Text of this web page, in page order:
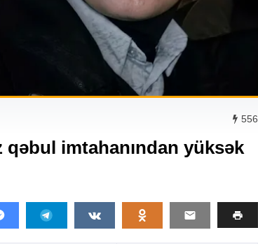
556
qəbul imtahanından yüksək